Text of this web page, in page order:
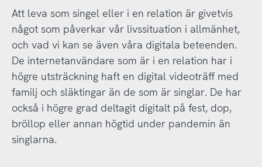
Att leva som singel eller i en relation är givetvis
något som påverkar vår livssituation i allmänhet,
och vad vi kan se även våra digitala beteenden.
De internetanvändare som är i en relation har i
högre utsträckning haft en digital videoträff med
familj och släktingar än de som är singlar. De har
också i högre grad deltagit digitalt på fest, dop,
bröllop eller annan högtid under pandemin än
singlarna.